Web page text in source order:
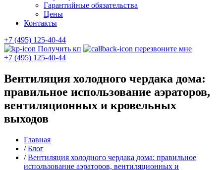
Гарантийные обязательства
Цены
Контакты
+7 (495) 125-40-44
Получить кп
перезвоните мне
+7 (495) 125-40-44
Вентиляция холодного чердака дома:
правильное использование аэраторов,
вентиляционных и кровельных
выходов
Главная
/Блог
/Вентиляция холодного чердака дома: правильное
использование аэраторов, вентиляционных и